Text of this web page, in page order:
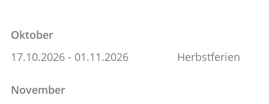
Oktober
17.10.2026 - 01.11.2026
Herbstferien
November